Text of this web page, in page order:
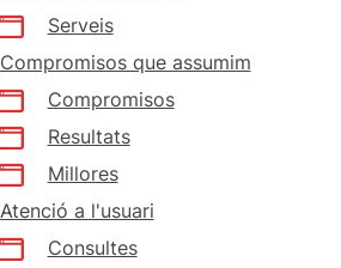
Serveis
Compromisos que assumim
Compromisos
Resultats
Millores
Atenció a l'usuari
Consultes